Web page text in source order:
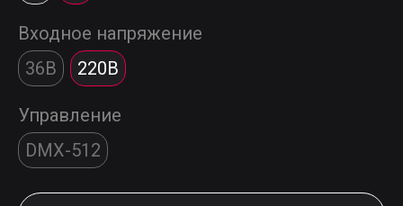
Входное напряжение
36В
220В
Управление
DMX-512